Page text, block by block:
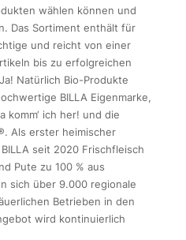
wählen können und
Das Sortiment enthält für
und reicht von einer
bis zu erfolgreichen
Natürlich Bio-Produkte
BILLA Eigenmarke,
komm‘ ich her! und die
Als erster heimischer
seit 2020 Frischfleisch
Pute zu 100 % aus
sich über 9.000 regionale
Betrieben in den
wird kontinuierlich